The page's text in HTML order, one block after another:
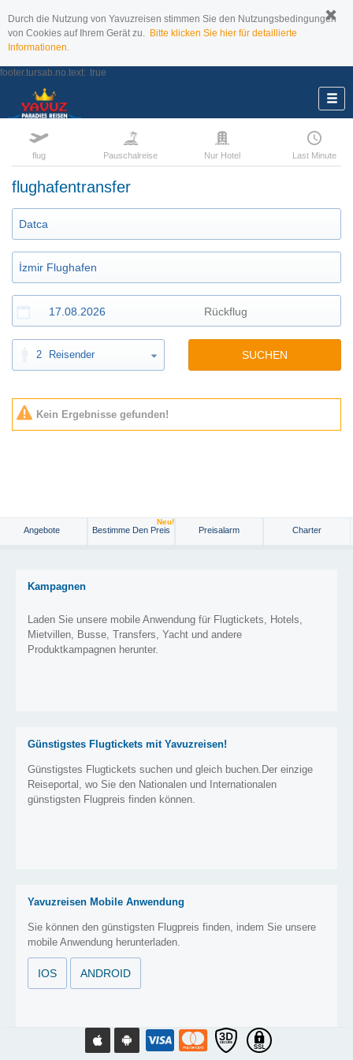
Durch die Nutzung von Yavuzreisen stimmen Sie den Nutzungsbedingungen
von Cookies auf Ihrem Gerät zu. Bitte klicken Sie hier für detaillierte
Informationen.
footer.tursab.no.text: true
flug Pauschalreise Nur Hotel Last Minute
flughafentransfer
2 Reisender SUCHEN
Kein Ergebnisse gefunden!
Angebote Bestimme Den Preis
Neu!
Preisalarm Charter
Kampagnen
Laden Sie unsere mobile Anwendung für Flugtickets, Hotels,
Mietvillen, Busse, Transfers, Yacht und andere
Produktkampagnen herunter.
Günstigstes Flugtickets mit Yavuzreisen!
Günstigstes Flugtickets suchen und gleich buchen.Der einzige
Reiseportal, wo Sie den Nationalen und Internationalen
günstigsten Flugpreis finden können.
Yavuzreisen Mobile Anwendung
Sie können den günstigsten Flugpreis finden, indem Sie unsere
mobile Anwendung herunterladen.
IOS ANDROID